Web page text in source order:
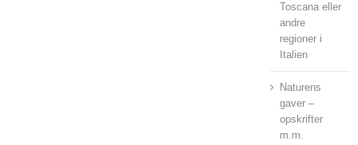
Toscana eller
andre
regioner i
Italien
Naturens
gaver –
opskrifter
m.m.